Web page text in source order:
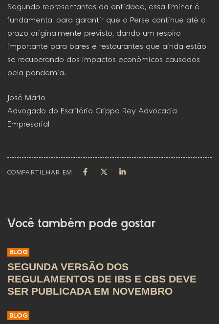
Segundo representantes da entidade, essa liminar é
fundamental para garantir que o Perse continue até o
prazo originalmente previsto, dando um respiro
importante para bares e restaurantes que ainda estão
se recuperando dos impactos econômicos causados
pela pandemia.
José Mário
Advogado do Escritório Crippa Rey Advocacia
Empresarial
COMPARTILHAR EM
Você também pode gostar
BLOG
SEGUNDA VERSÃO DOS
REGULAMENTOS DE IBS E CBS DEVE
SER PUBLICADA EM NOVEMBRO
BLOG